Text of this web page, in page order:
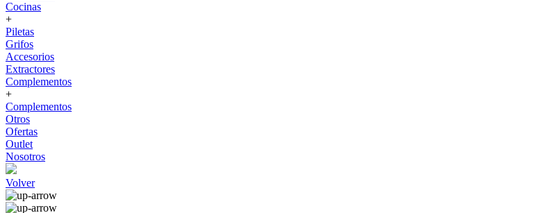
Cocinas
+
Piletas
Grifos
Accesorios
Extractores
Complementos
+
Complementos
Otros
Ofertas
Outlet
Nosotros
Volver